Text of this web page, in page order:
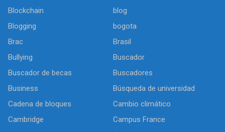
Blockchain
blog
Blogging
bogota
Brac
Brasil
Bullying
Buscador
Buscador de becas
Buscadores
Business
Búsqueda de universidad
Cadena de bloques
Cambio climático
Cambridge
Campus France